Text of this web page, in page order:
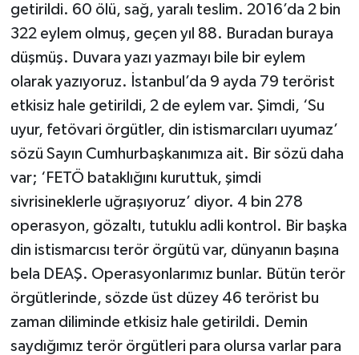
getirildi. 60 ölü, sağ, yaralı teslim. 2016’da 2 bin
322 eylem olmuş, geçen yıl 88. Buradan buraya
düşmüş. Duvara yazı yazmayı bile bir eylem
olarak yazıyoruz. İstanbul’da 9 ayda 79 terörist
etkisiz hale getirildi, 2 de eylem var. Şimdi, ‘Su
uyur, fetövari örgütler, din istismarcıları uyumaz’
sözü Sayın Cumhurbaşkanımıza ait. Bir sözü daha
var; ‘FETÖ bataklığını kuruttuk, şimdi
sivrisineklerle uğraşıyoruz’ diyor. 4 bin 278
operasyon, gözaltı, tutuklu adli kontrol. Bir başka
din istismarcısı terör örgütü var, dünyanın başına
bela DEAŞ. Operasyonlarımız bunlar. Bütün terör
örgütlerinde, sözde üst düzey 46 terörist bu
zaman diliminde etkisiz hale getirildi. Demin
saydığımız terör örgütleri para olursa varlar para